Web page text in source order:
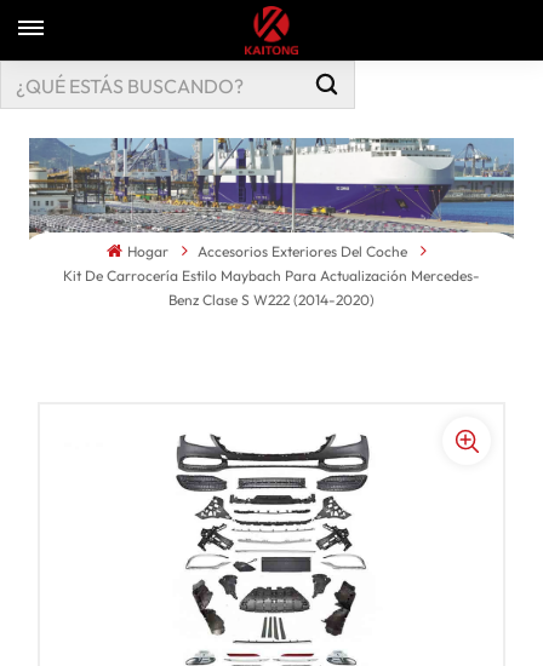
Hogar
Accesorios Exteriores Del Coche
Kit De Carrocería Estilo Maybach Para Actualización Mercedes-
Benz Clase S W222 (2014-2020)